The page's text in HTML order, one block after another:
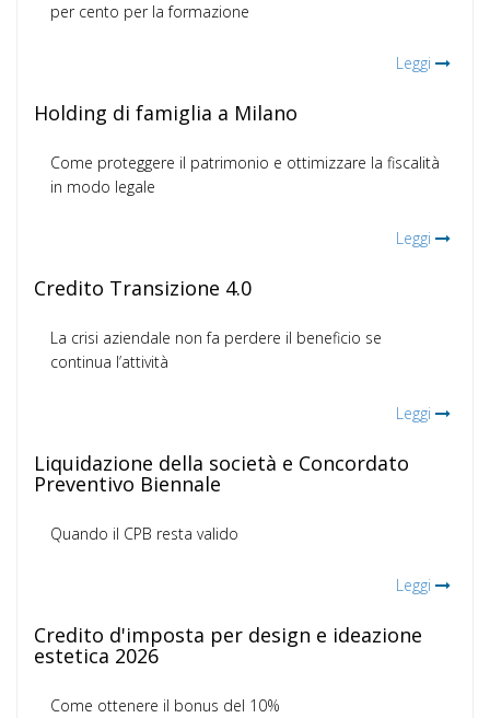
per cento per la formazione
Leggi
Holding di famiglia a Milano
Come proteggere il patrimonio e ottimizzare la fiscalità
in modo legale
Leggi
Credito Transizione 4.0
La crisi aziendale non fa perdere il beneficio se
continua l’attività
Leggi
Liquidazione della società e Concordato
Preventivo Biennale
Quando il CPB resta valido
Leggi
Credito d'imposta per design e ideazione
estetica 2026
Come ottenere il bonus del 10%